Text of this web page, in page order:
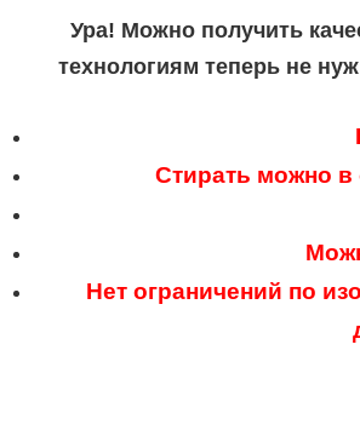
Ура! Можно получить
технологиям теперь не
Стирать можно в
Нет ограничений по